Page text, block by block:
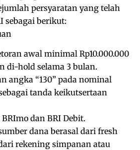
persyaratan yang telah
sebagai berikut:
awal minimal Rp10.000.000
di-hold selama 3 bulan.
angka “130” pada nominal
tanda keikutsertaan
dan BRI Debit.
dana berasal dari fresh
rekening simpanan atau